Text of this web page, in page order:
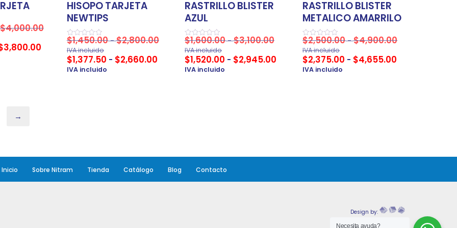
$4,000.00
3,800.00
HISOPO TARJETA
NEWTIPS
Valorado
en
0
de
5
$1,450.00-$2,800.00
IVA incluido
$1,377.50 - $2,660.00
IVA incluido
RASTRILLO BLISTER
AZUL
Valorado
en
0
de
5
$1,600.00-$3,100.00
IVA incluido
$1,520.00 - $2,945.00
IVA incluido
RASTRILLO BLISTER
METALICO AMARRILO
Valorado
en
0
de
5
$2,500.00-$4,900.00
IVA incluido
$2,375.00 - $4,655.00
IVA incluido
→
Inicio Sobre Nitram Tienda Catálogo Blog Contacto
Design by:
Necesita ayuda?